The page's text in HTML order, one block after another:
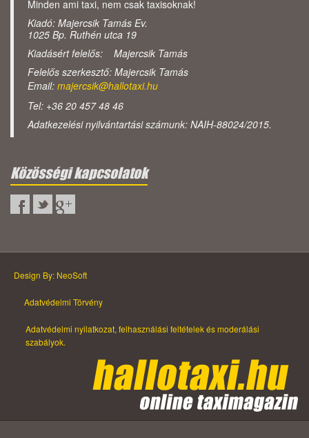
Minden ami taxi, nem csak taxisoknak!
Kiadó: Majercsik Tamás Ev.
1025 Bp. Ruthén utca 19
Kiadásért felelős: Majercsik Tamás
Felelős szerkesztő: Majercsik Tamás
Email: majercsik@hallotaxi.hu
Tel: +36 20 457 48 46
Adatkezelési nyilvántartási számunk: NAIH-88024/2015.
Közösségi kapcsolatok
Design By: NeoSoft
Adatvédelmi Törvény
Adatvédelmi nyilatkozat, felhasználási feltételek és moderálási
szabályok.